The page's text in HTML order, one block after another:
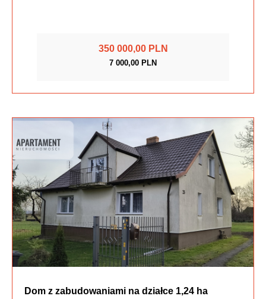
350 000,00 PLN
7 000,00 PLN
Dom z zabudowaniami na działce 1,24 ha